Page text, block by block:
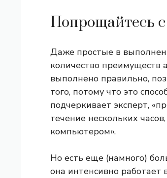
Попрощайтесь
Даже простые в
количество преимуществ
выполнено правильно,
того, потому что это
подчеркивает эксперт,
течение нескольких
компьютером».
Но есть еще (намного)
она интенсивно работает